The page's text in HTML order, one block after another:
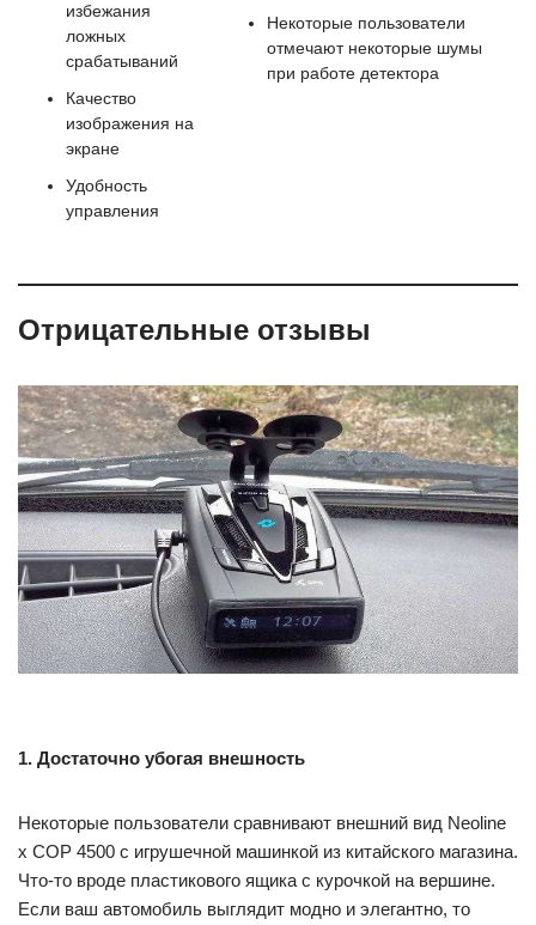
избежания
ложных
срабатываний
Качество
изображения на
экране
Удобность
управления
Некоторые пользователи
отмечают некоторые шумы
при работе детектора
Отрицательные отзывы
1. Достаточно убогая внешность
Некоторые пользователи сравнивают внешний вид Neoline
x COP 4500 с игрушечной машинкой из китайского магазина.
Что-то вроде пластикового ящика с курочкой на вершине.
Если ваш автомобиль выглядит модно и элегантно, то